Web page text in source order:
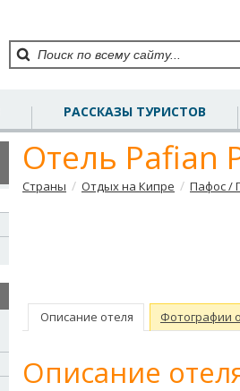
РАССКАЗЫ ТУРИСТОВ
Отель Pafian
Страны / Отдых на Кипре / Пафос /
Описание отеля Фотографии
Описание